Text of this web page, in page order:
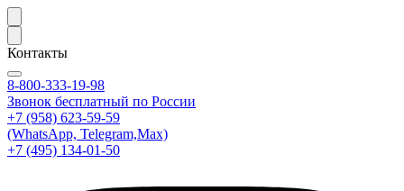
Контакты
8-800-333-19-98
Звонок бесплатный по России
+7 (958) 623-59-59
(WhatsApp, Telegram,Max)
+7 (495) 134-01-50